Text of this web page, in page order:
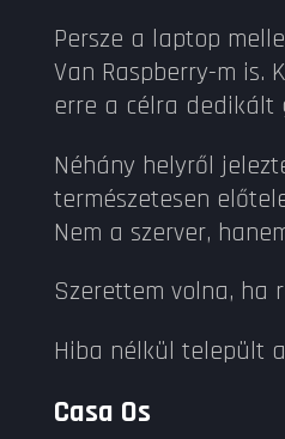
Persze a laptop
Van Raspberry-m is.
erre a célra dedikált
Néhány helyről
természetesen
Nem a szerver,
Szerettem volna, ha
Hiba nélkül települt
Casa Os